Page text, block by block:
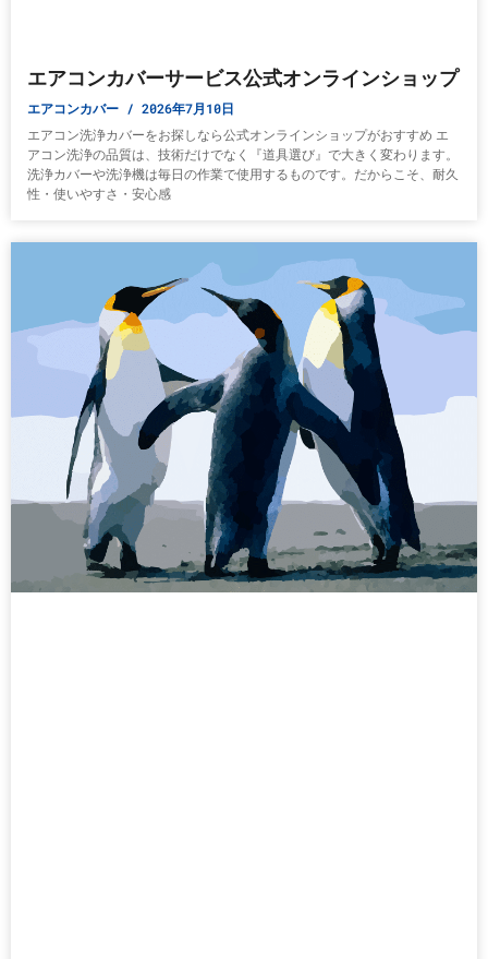
エアコンカバーサービス公式オンラインショップ
エアコンカバー 2026年7月10日
エアコン洗浄カバーをお探しなら公式オンラインショップがおすすめ エ
アコン洗浄の品質は、技術だけでなく『道具選び』で大きく変わります。
洗浄カバーや洗浄機は毎日の作業で使用するものです。だからこそ、耐久
性・使いやすさ・安心感